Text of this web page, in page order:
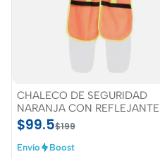
CHALECO DE SEGURIDAD
NARANJA CON REFLEJANTE
$99.5$199
Envío Boost